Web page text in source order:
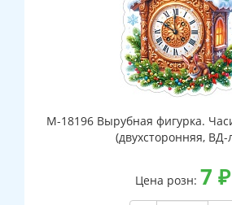
М-18196 Вырубная фигурка.
(двухсторонняя, ВД-
Цена розн: 7 ₽